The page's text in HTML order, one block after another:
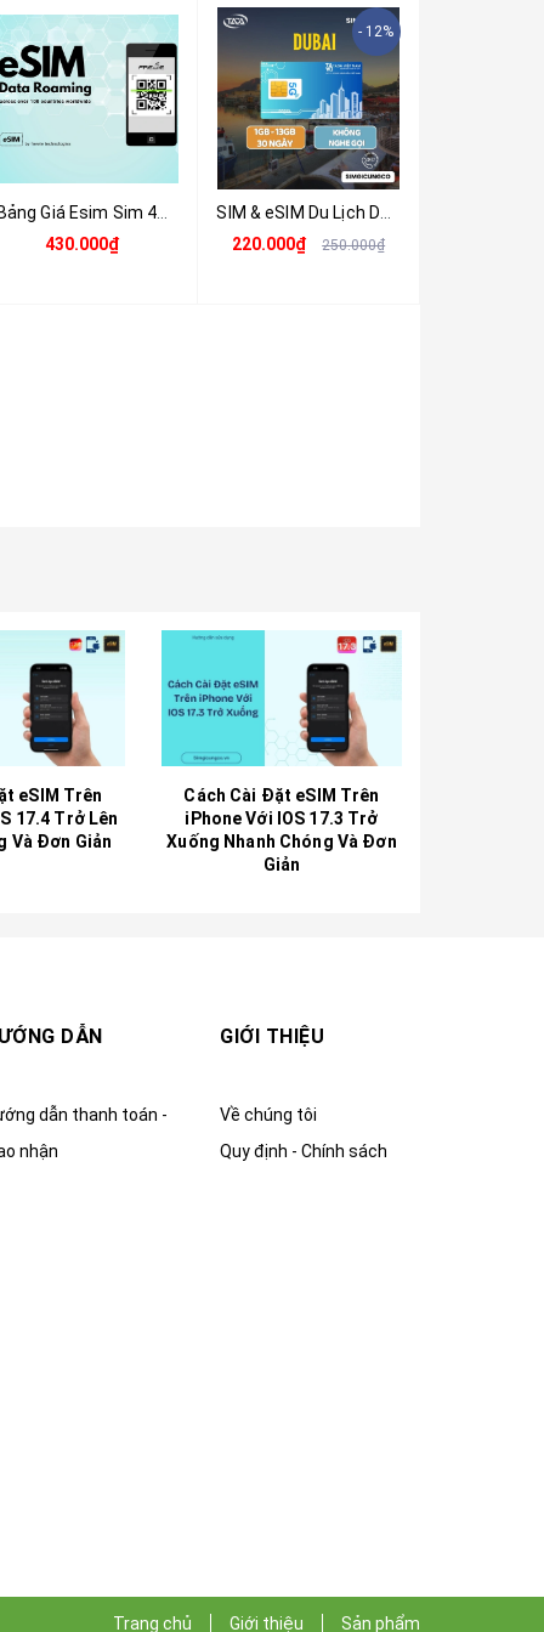
Bảng Giá Esim Sim 4G Du Lịch Ấn Độ 6GB - 8 Ngày - Nhận Tại Việt Nam
430.000₫
- 12%
SIM & eSIM Du Lịch Dubai (UAE) 4G/5G - Nhận Tại Việt Nam
220.000₫
250.000₫
eSIM Trên
17.4 Trở Lên
Và Đơn Giản
Cách Cài Đặt eSIM Trên
iPhone Với IOS 17.3 Trở
Xuống Nhanh Chóng Và Đơn
Giản
DẪN
dẫn thanh toán -
nhận
GIỚI THIỆU
Về chúng tôi
Quy định - Chính sách
Trang chủ Giới thiệu Sản phẩm